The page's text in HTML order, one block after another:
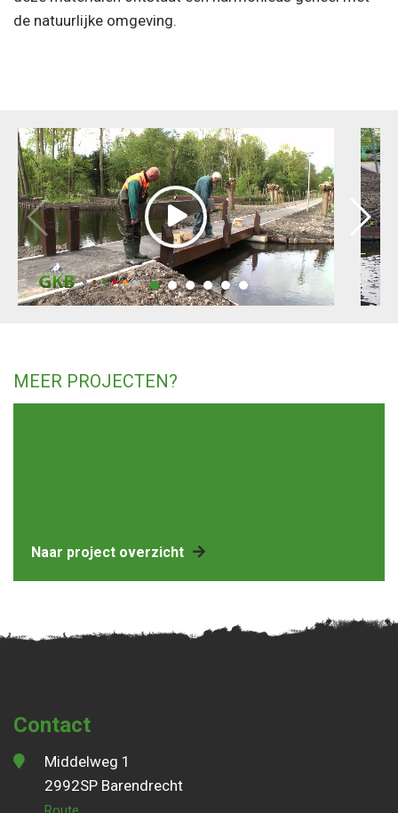
de natuurlijke omgeving.
MEER PROJECTEN?
Naar project overzicht
Contact
Middelweg 1
2992SP Barendrecht